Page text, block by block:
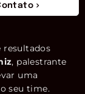
resultados
, palestrante
uma
seu time.